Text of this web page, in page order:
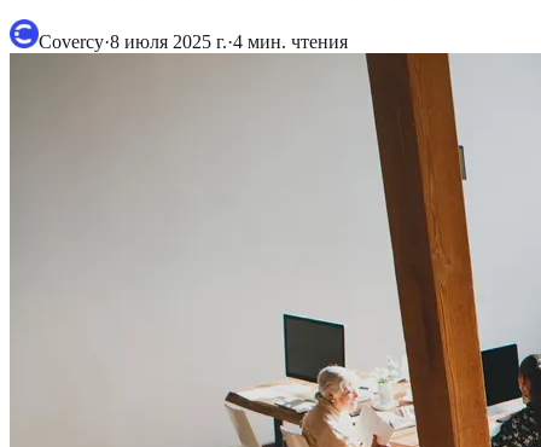
Covercy·8 июля 2025 г.·4 мин. чтения